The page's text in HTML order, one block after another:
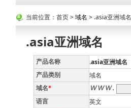
当前位置：首页 >域名 > .asia亚洲域名
.asia亚洲域名
产品名称 .asia亚洲域名
产品类别 域名
域名*
语言
英文